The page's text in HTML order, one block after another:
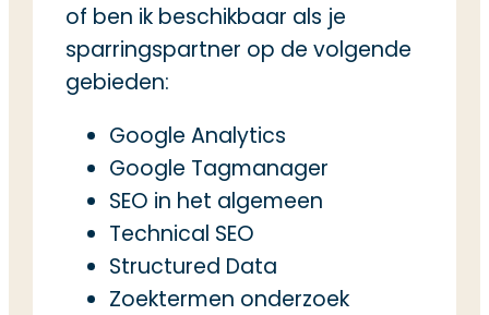
of ben ik beschikbaar als je
sparringspartner op de volgende
gebieden:
Google Analytics
Google Tagmanager
SEO in het algemeen
Technical SEO
Structured Data
Zoektermen onderzoek